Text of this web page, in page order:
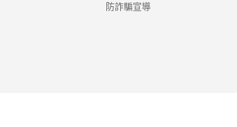
防詐騙宣導